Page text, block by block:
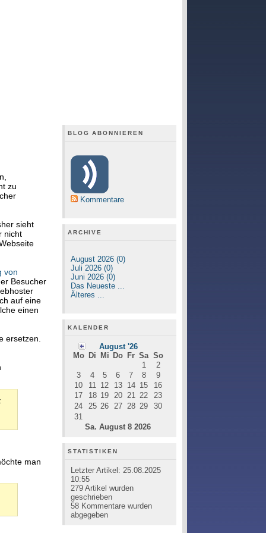
zu
sieht
nicht
von
Besucher
auf eine
einen
ersetzen.
man
BLOG ABONNIEREN
Kommentare
ARCHIVE
August 2026 (0)
Juli 2026 (0)
Juni 2026 (0)
Das Neueste ...
Älteres ...
KALENDER
August '26
Mo
Di Mi Do Fr Sa So
Sa. August 8 2026
1
2
3
4 5 6 7 8
9
10
11 12 13 14 15
16
17
18 19 20 21 22
23
24
25 26 27 28 29
30
31
STATISTIKEN
Letzter Artikel: 25.08.2025
10:55
279Artikel wurden
geschrieben
58Kommentare wurden
abgegeben